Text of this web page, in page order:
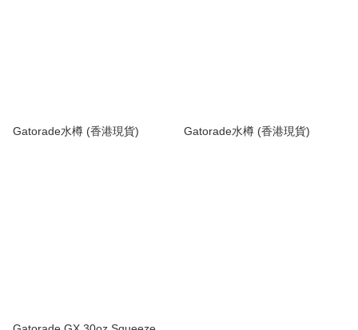
Gatorade水樽 (香港現貨) Gatorade水樽 (香港現貨)